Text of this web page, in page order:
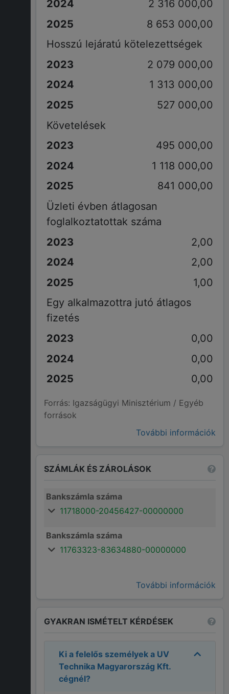
2 316 000,00
8 653 000,00
Hosszú lejáratú kötelezettségek
2 079 000,00
1 313 000,00
527 000,00
Követelések
495 000,00
1 118 000,00
841 000,00
Üzleti évben átlagosan
foglalkoztatottak száma
2,00
2,00
1,00
Egy alkalmazottra jutó átlagos
fizetés
0,00
0,00
0,00
Forrás: Igazságügyi Minisztérium / Egyéb
források
További információk
SZÁMLÁK ÉS ZÁROLÁSOK
Bankszámla száma
11718000-20456427-00000000
Bankszámla száma
11763323-83634880-00000000
További információk
GYAKRAN ISMÉTELT KÉRDÉSEK
Ki a felelős személyek a UV
Technika Magyarország Kft.
cégnél?